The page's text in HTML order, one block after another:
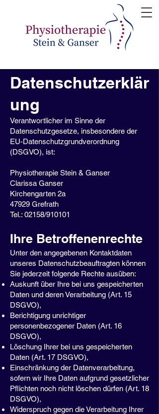
Datenschutzerklär
ung
Verantwortlicher im Sinne der
Datenschutzgesetze, insbesondere der
EU-Datenschutzgrundverordnung
(DSGVO), ist:
Physiotherapie Stein & Ganser
Clarissa Ganser
Kirchengarten 2a
47929 Grefrath
Tel.: 02158/910101
Ihre Betroffenenrechte
Unter den angegebenen Kontaktdaten
unseres Datenschutzbeauftragten können
Sie jederzeit folgende Rechte ausüben:
Auskunft über Ihre bei uns gespeicherten
Daten und deren Verarbeitung (Art. 15
DSGVO),
Berichtigung unrichtiger
personenbezogener Daten (Art. 16
DSGVO),
Löschung Ihrer bei uns gespeicherten
Daten (Art. 17 DSGVO),
Einschränkung der Datenverarbeitung,
sofern wir Ihre Daten aufgrund gesetzlicher
Pflichten noch nicht löschen dürfen (Art. 18
DSGVO),
Widerspruch gegen die Verarbeitung Ihrer